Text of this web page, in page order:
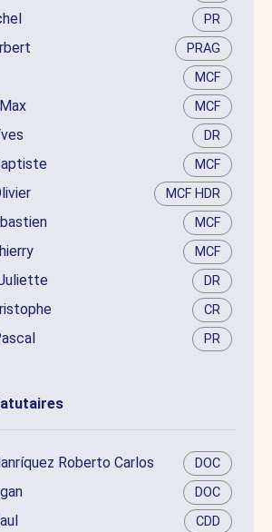
PR
PRAG
MCF
MCF
DR
MCF
MCF HDR
MCF
MCF
DR
CR
PR
Roberto Carlos DOC
DOC
CDD